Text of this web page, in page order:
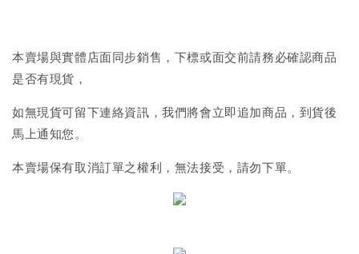
本賣場與實體店面同步銷售，下標或面交前請務必確認商品
是否有現貨，
如無現貨可留下連絡資訊，我們將會立即追加商品，到貨後
馬上通知您。
本賣場保有取消訂單之權利，無法接受，請勿下單。